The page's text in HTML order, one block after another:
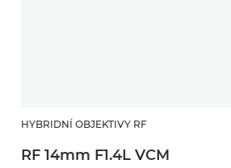
HYBRIDNÍ OBJEKTIVY RF
RF 14mm F1.4L VCM